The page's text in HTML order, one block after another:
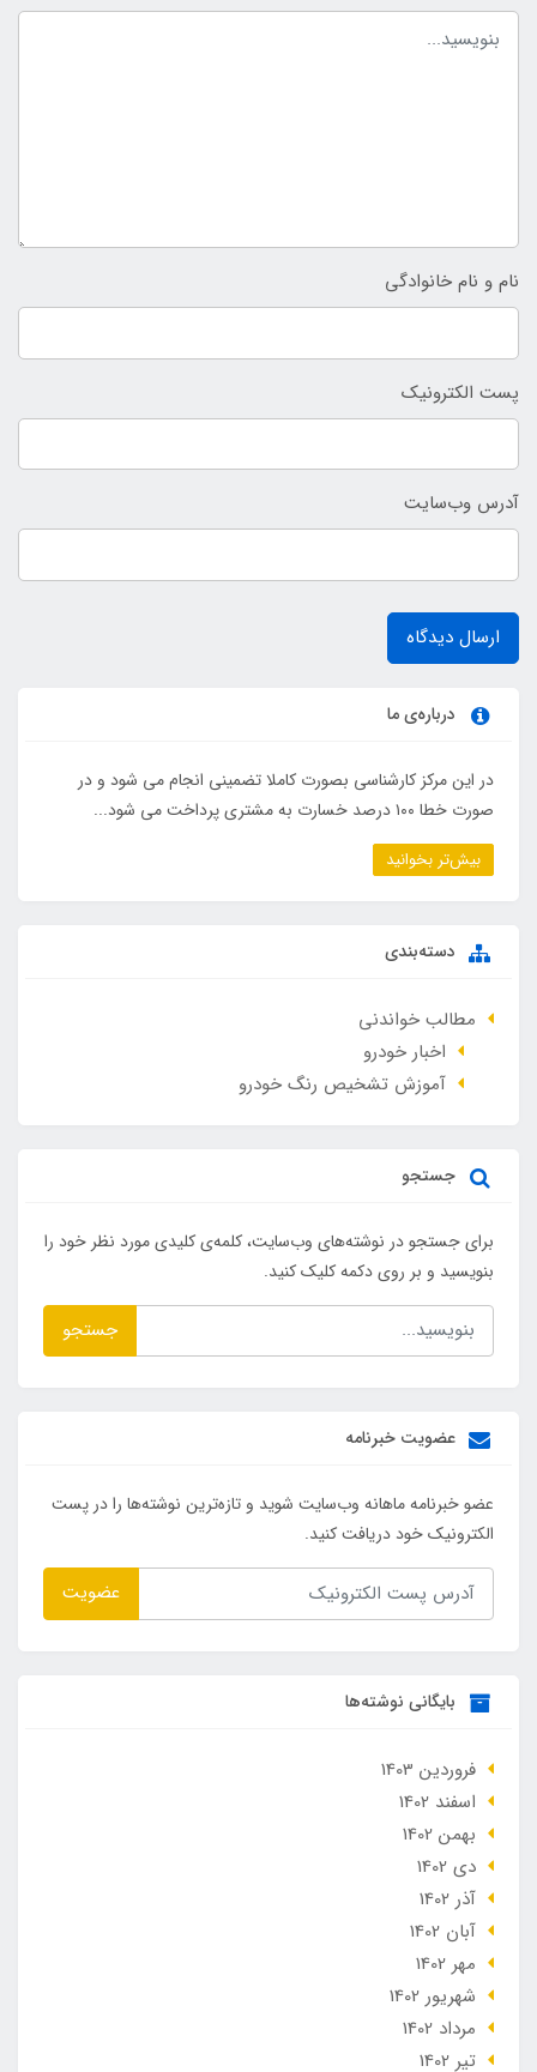
نام و نام خانوادگی
پست الکترونیک
آدرس وب‌سایت
ارسال دیدگاه
درباره‌ی ما
در این مرکز کارشناسی بصورت کاملا تضمینی انجام می شود و در
صورت خطا ۱۰۰ درصد خسارت به مشتری پرداخت می شود...
بیش‌تر بخوانید
دسته‌بندی
مطالب خواندنی
اخبار خودرو
آموزش تشخیص رنگ خودرو
جستجو
برای جستجو در نوشته‌های وب‌سایت، کلمه‌ی کلیدی مورد نظر خود را
بنویسید و بر روی دکمه کلیک کنید.
جستجو
عضویت خبرنامه
عضو خبرنامه ماهانه وب‌سایت شوید و تازه‌ترین نوشته‌ها را در پست
الکترونیک خود دریافت کنید.
عضویت
بایگانی نوشته‌ها
فروردین 1403
اسفند 1402
بهمن 1402
دی 1402
آذر 1402
آبان 1402
مهر 1402
شهریور 1402
مرداد 1402
تير 1402